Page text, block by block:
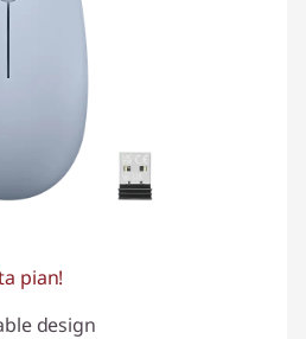
pian!
design